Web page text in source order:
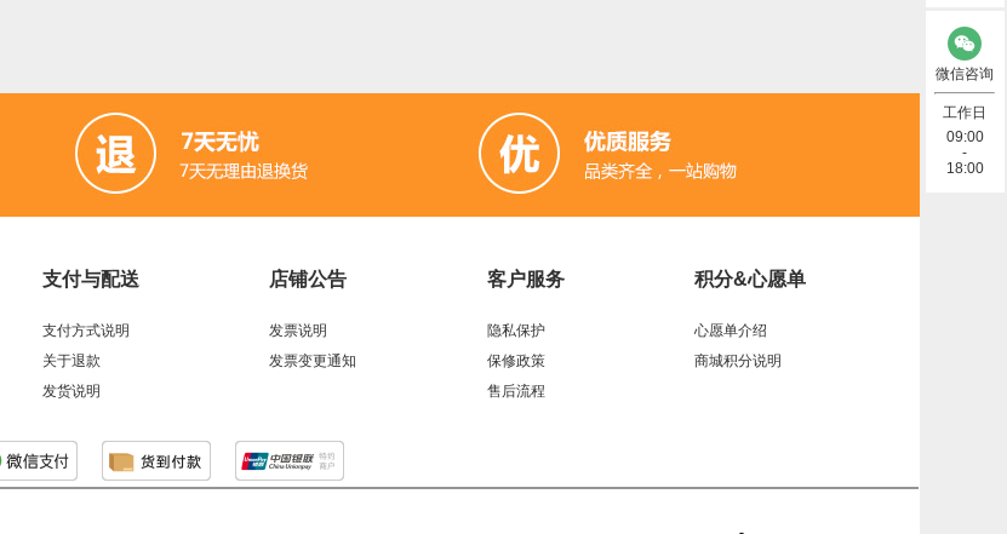
支付与配送
支付方式说明
关于退款
发货说明
店铺公告
发票说明
发票变更通知
客户服务
隐私保护
保修政策
售后流程
积分&心愿单
心愿单介绍
商城积分说明
微信咨询
工作日
09:00
-
18:00